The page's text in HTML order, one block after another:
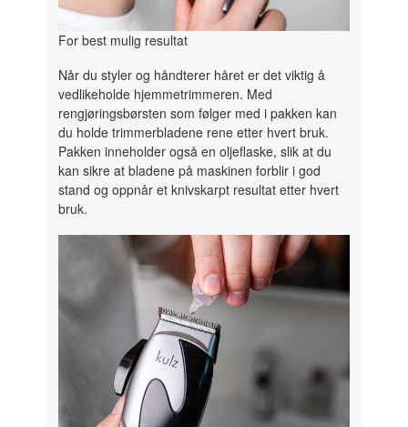
For best mulig resultat
Når du styler og håndterer håret er det viktig å
vedlikeholde hjemmetrimmeren. Med
rengjøringsbørsten som følger med i pakken kan
du holde trimmerbladene rene etter hvert bruk.
Pakken inneholder også en oljeflaske, slik at du
kan sikre at bladene på maskinen forblir i god
stand og oppnår et knivskarpt resultat etter hvert
bruk.